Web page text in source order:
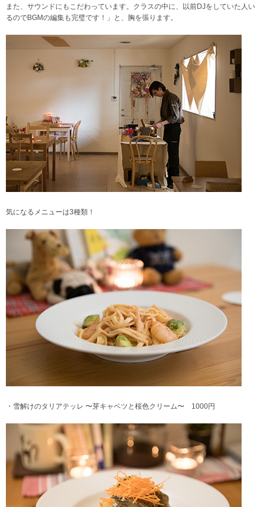
また、サウンドにもこだわっています。クラスの中に、以前DJをしていた人い
るのでBGMの編集も完璧です！」と、胸を張ります。
気になるメニューは3種類！
・雪解けのタリアテッレ 〜芽キャベツと桜色クリーム〜 1000円